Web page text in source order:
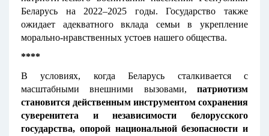
Беларусь на 2022–2025 годы. Государство также
ожидает адекватного вклада семьи в укрепление
морально-нравственных устоев нашего общества.
****
В условиях, когда Беларусь сталкивается с
масштабными внешними вызовами, патриотизм
становится действенным инструментом сохранения
суверенитета и независимости белорусского
государства, опорой национальной безопасности и